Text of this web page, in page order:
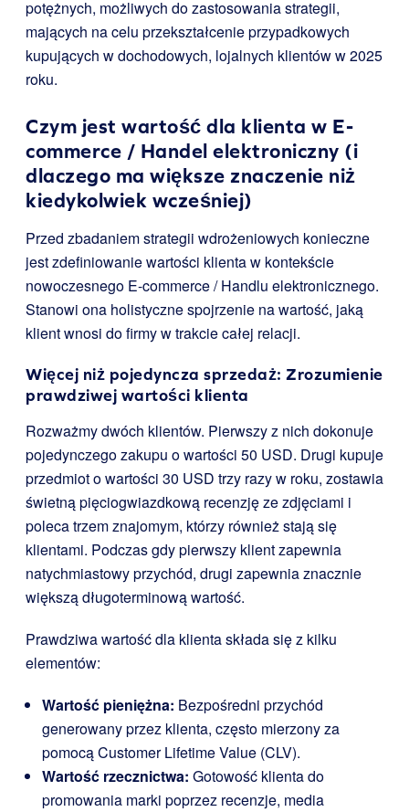
potężnych, możliwych do zastosowania strategii,
mających na celu przekształcenie przypadkowych
kupujących w dochodowych, lojalnych klientów w 2025
roku.
Czym jest wartość dla klienta w E-
commerce / Handel elektroniczny (i
dlaczego ma większe znaczenie niż
kiedykolwiek wcześniej)
Przed zbadaniem strategii wdrożeniowych konieczne
jest zdefiniowanie wartości klienta w kontekście
nowoczesnego E-commerce / Handlu elektronicznego.
Stanowi ona holistyczne spojrzenie na wartość, jaką
klient wnosi do firmy w trakcie całej relacji.
Więcej niż pojedyncza sprzedaż: Zrozumienie
prawdziwej wartości klienta
Rozważmy dwóch klientów. Pierwszy z nich dokonuje
pojedynczego zakupu o wartości 50 USD. Drugi kupuje
przedmiot o wartości 30 USD trzy razy w roku, zostawia
świetną pięciogwiazdkową recenzję ze zdjęciami i
poleca trzem znajomym, którzy również stają się
klientami. Podczas gdy pierwszy klient zapewnia
natychmiastowy przychód, drugi zapewnia znacznie
większą długoterminową wartość.
Prawdziwa wartość dla klienta składa się z kilku
elementów:
Wartość pieniężna: Bezpośredni przychód
generowany przez klienta, często mierzony za
pomocą Customer Lifetime Value (CLV).
Wartość rzecznictwa: Gotowość klienta do
promowania marki poprzez recenzje, media